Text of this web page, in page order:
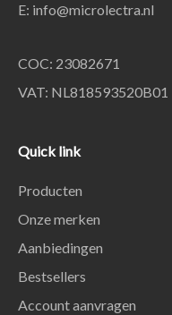
E: info@microlectra.nl
COC: 23082671
VAT: NL818593520B01
Quick link
Producten
Onze merken
Aanbiedingen
Bestsellers
Account aanvragen